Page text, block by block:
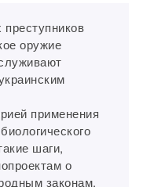
оружие
применения
шаги,
о
законам,